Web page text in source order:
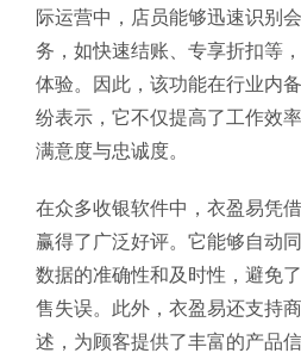
际运营中，店员能够迅速识别
务，如快速结账、专享折扣等
体验。因此，该功能在行业内
纷表示，它不仅提高了工作效
满意度与忠诚度。
在众多收银软件中，衣盈易凭
赢得了广泛好评。它能够自动
数据的准确性和及时性，避免
售失误。此外，衣盈易还支持
述，为顾客提供了丰富的产品